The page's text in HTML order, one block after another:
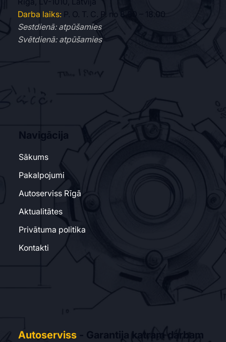
Autoserviss - Garantija katram darbam
Darba laiks: P. O. T. C. P. no 8.00 – 18.00
Sestdienā: atpūšamies
Svētdienā: atpūšamies
Navigācija
Sākums
Pakalpojumi
Autoserviss Rīgā
Aktualitātes
Privātuma politika
Kontakti